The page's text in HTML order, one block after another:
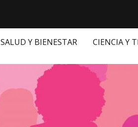
SALUD Y BIENESTAR CIENCIA Y